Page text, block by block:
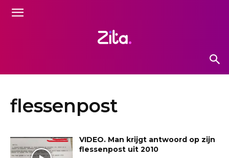
flessenpost
VIDEO. Man krijgt antwoord op zijn
flessenpost uit 2010